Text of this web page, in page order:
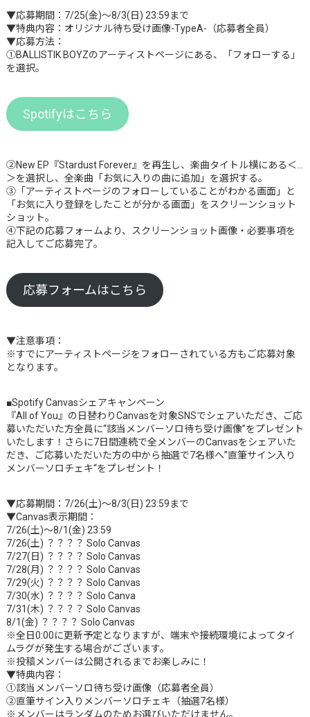
▼応募期間：7/25(金)～8/3(日) 23:59まで
▼特典内容：オリジナル待ち受け画像-TypeA-（応募者全員）
▼応募方法：
①BALLISTIK BOYZのアーティストページにある、「フォローする」
を選択。
Spotifyはこちら
②New EP『Stardust Forever』を再生し、楽曲タイトル横にある＜…
＞を選択し、全楽曲「お気に入りの曲に追加」を選択する。
③「アーティストページのフォローしていることがわかる画面」と
「お気に入り登録をしたことが分かる画面」をスクリーンショット
ショット。
④下記の応募フォームより、スクリーンショット画像・必要事項を
記入してご応募完了。
応募フォームはこちら
▼注意事項：
※すでにアーティストページをフォローされている方もご応募対象
となります。
■Spotify Canvasシェアキャンペーン
『All of You』の日替わりCanvasを対象SNSでシェアいただき、ご応
募いただいた方全員に“該当メンバーソロ待ち受け画像”をプレゼント
いたします！さらに7日間連続で全メンバーのCanvasをシェアいた
だき、ご応募いただいた方の中から抽選で7名様へ”直筆サイン入り
メンバーソロチェキ“をプレゼント！
▼応募期間：7/26(土)～8/3(日) 23:59まで
▼Canvas表示期間：
7/26(土)～8/1(金) 23:59
7/26(土) ？？？？ Solo Canvas
7/27(日) ？？？？ Solo Canvas
7/28(月) ？？？？ Solo Canvas
7/29(火) ？？？？ Solo Canvas
7/30(水) ？？？？ Solo Canva
7/31(木) ？？？？ Solo Canvas
8/1(金) ？？？？ Solo Canvas
※全日0:00に更新予定となりますが、端末や接続環境によってタイ
ムラグが発生する場合がございます。
※投稿メンバーは公開されるまでお楽しみに！
▼特典内容：
①該当メンバーソロ待ち受け画像（応募者全員）
②直筆サイン入りメンバーソロチェキ（抽選7名様）
※メンバーはランダムのためお選びいただけません。